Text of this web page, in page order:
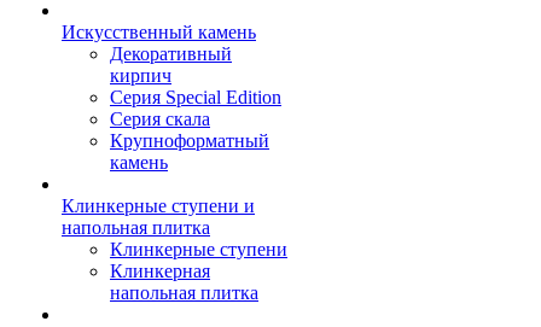
Искусственный камень
Декоративный
кирпич
Серия Special Edition
Серия скала
Крупноформатный
камень
Клинкерные ступени и
напольная плитка
Клинкерные ступени
Клинкерная
напольная плитка